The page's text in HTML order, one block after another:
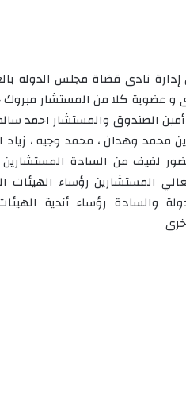
نادى قضاة مجلس الدوله
و عضوية كلا من المستشار
الصندوق والمستشار احمد
محمد وهدان ، محمد وجيه ، زياد
لفيف من السادة
المستشارين رؤساء الهيئات
والسادة رؤساء أندية